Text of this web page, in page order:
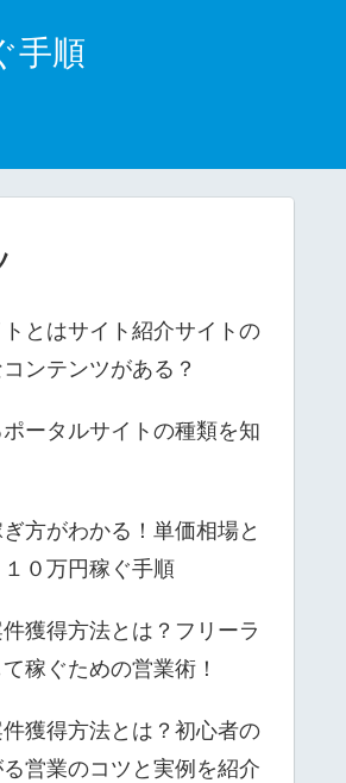
手順
とはサイト紹介サイトの
ンテンツがある？
ータルサイトの種類を知
方がわかる！単価相場と
０万円稼ぐ手順
獲得方法とは？フリーラ
稼ぐための営業術！
獲得方法とは？初心者の
営業のコツと実例を紹介